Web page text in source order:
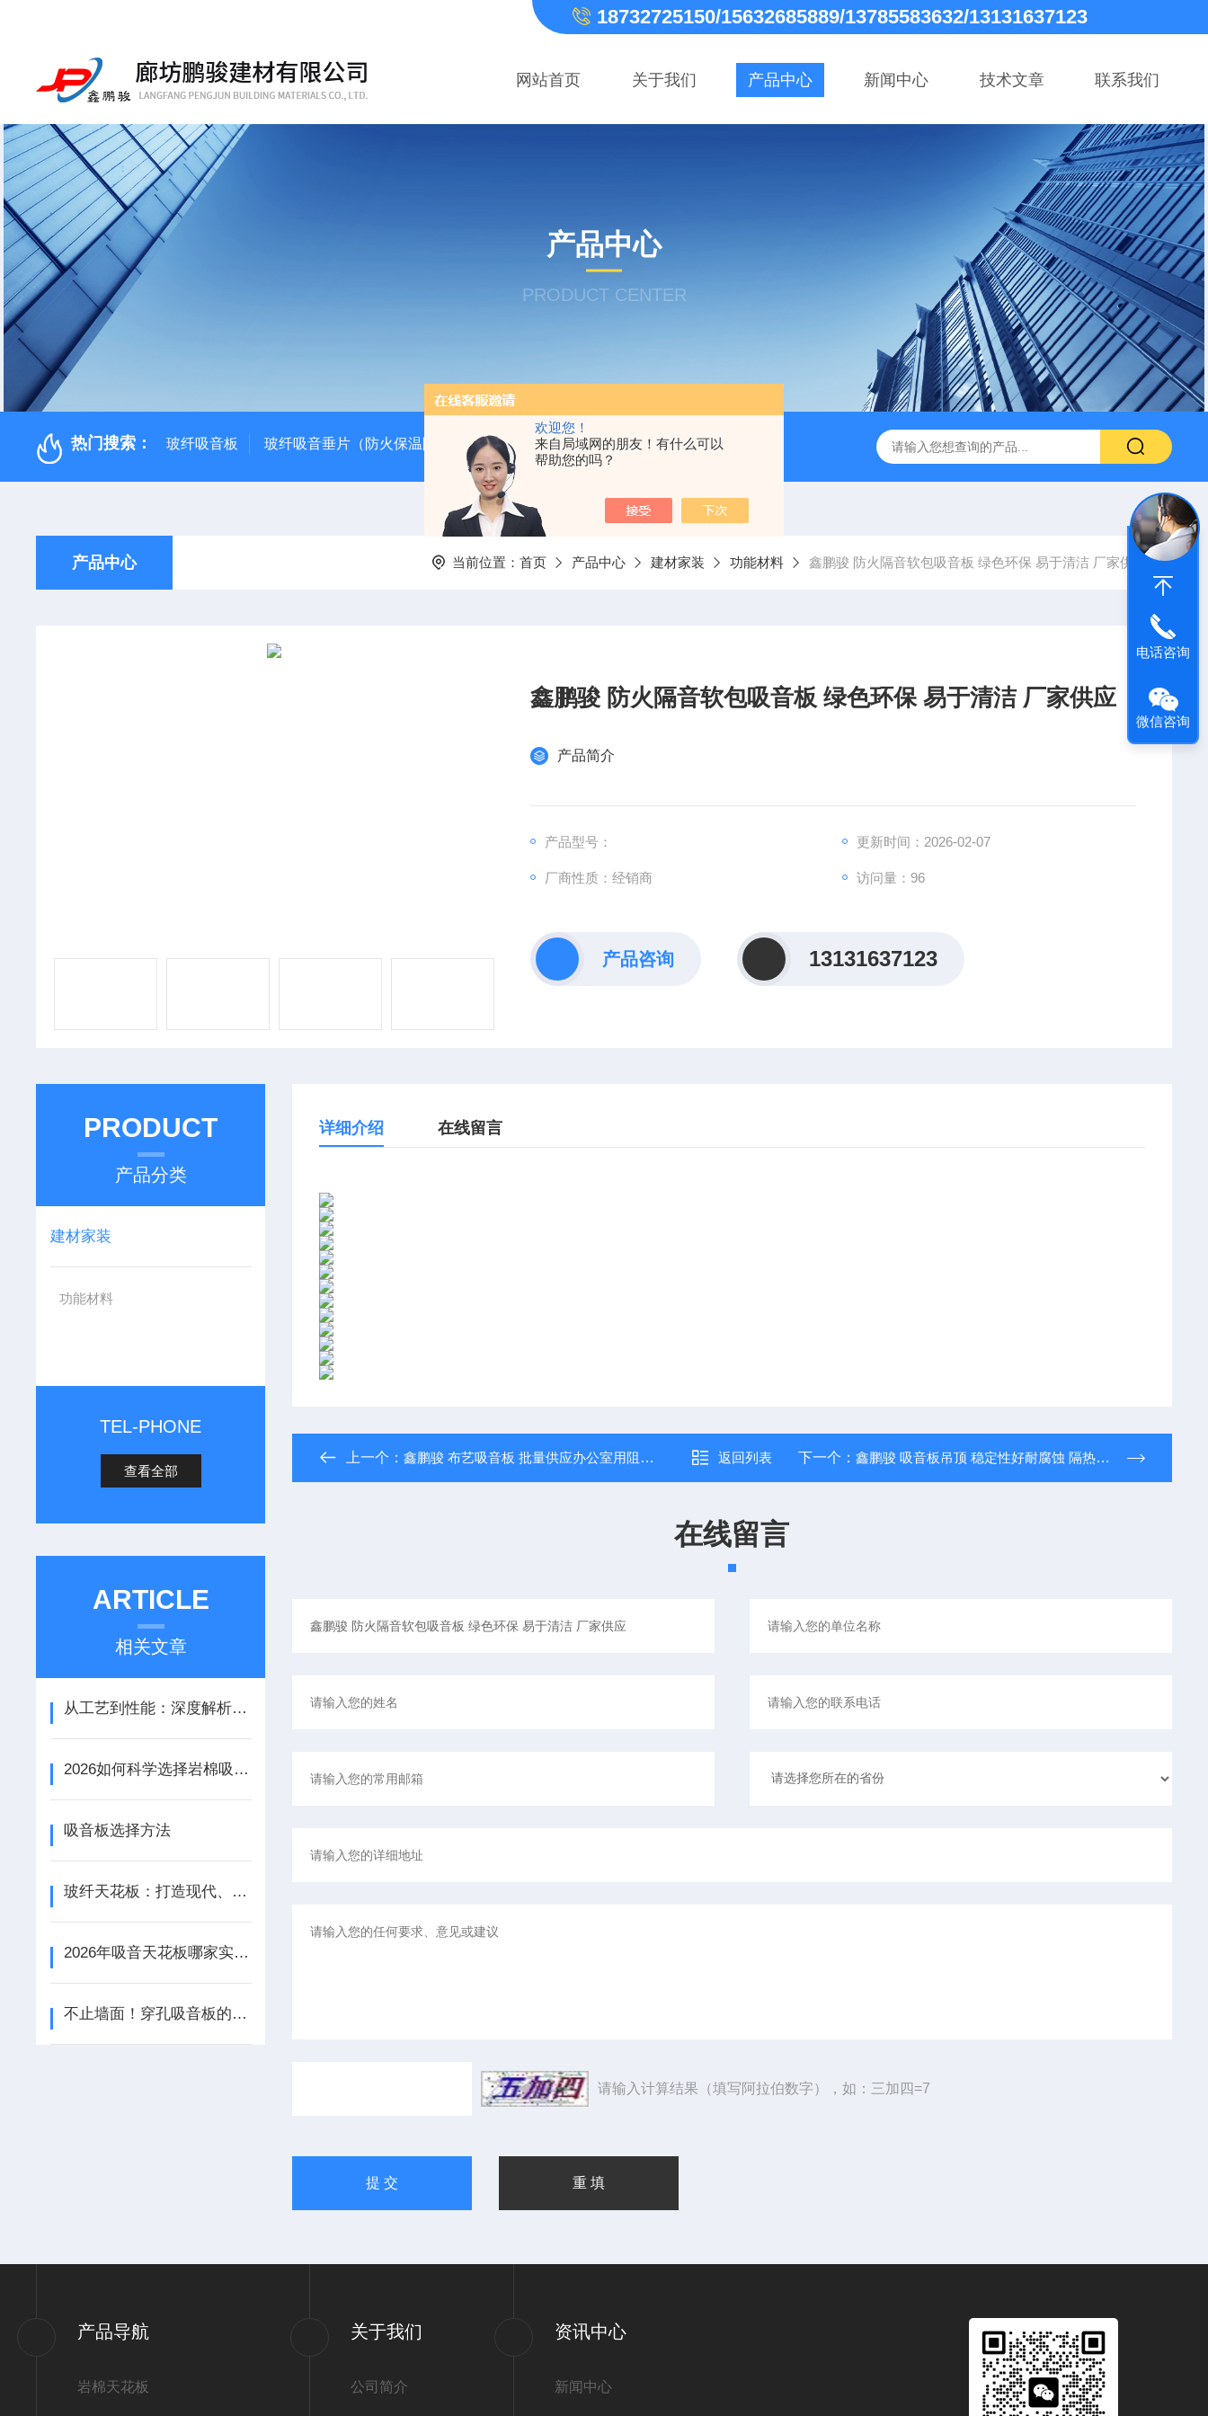
欢迎您！
来自局域网的朋友！有什么可以
帮助您的吗？
18732725150/15632685889/13785583632/13131637123
网站首页 关于我们 产品中心 新闻中心 技术文章 联系我们
产品中心
PRODUCT CENTER
热门搜索： 玻纤吸音板 玻纤吸音垂片（防火保温隔音降噪） 岩棉吸音板（吊顶专用装饰材料） 600*600 600*1200鑫鹏骏 岩棉天花板 防火抗下陷 吸音吊顶 玻纤
产品中心 当前位置： 首页 产品中心 建材家装 功能材料 鑫鹏骏 防火隔音软包吸音板 绿色环保 易于清洁 厂家供应
鑫鹏骏 防火隔音软包吸音板 绿色环保 易于清洁 厂家供应
产品简介
产品型号： 更新时间：2026-02-07
厂商性质：经销商 访问量：96
产品咨询 13131637123
PRODUCT
产品分类
建材家装
功能材料
TEL-PHONE
查看全部
ARTICLE
相关文章
从工艺到性能：深度解析铝天花吸音板的结构优势与应用场景
2026如何科学选择岩棉吸音板：性能参数、安装工艺与场景适配
吸音板选择方法
玻纤天花板：打造现代、美观与实用的室内空间
2026年吸音天花板哪家实力强？鹏骏源头工厂揭秘：A级防火与降噪实测数据
不止墙面！穿孔吸音板的隐藏应用版图，藏着多少降噪新可能？
详细介绍 在线留言
上一个：鑫鹏骏 布艺吸音板 批量供应办公室用阻燃防火吸声好 大型厂家 返回列表 下一个： 鑫鹏骏 吸音板吊顶 稳定性好耐腐蚀 隔热保温 厂家供应
在线留言
请输入计算结果（填写阿拉伯数字），如：三加四=7
产品导航
岩棉天花板
关于我们
公司简介
资讯中心
新闻中心
电话咨询
微信咨询